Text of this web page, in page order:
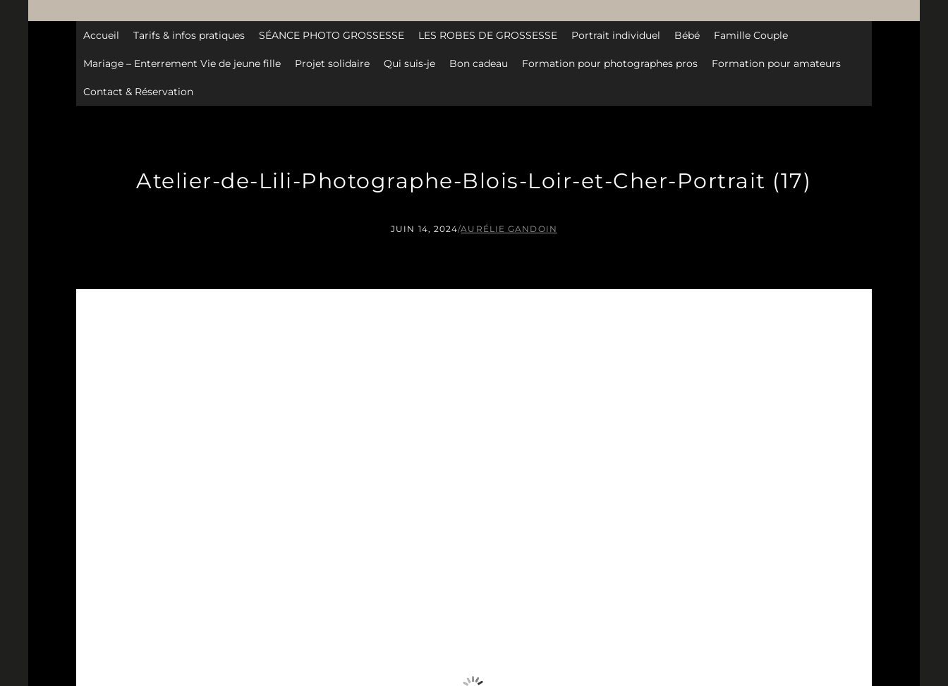
Accueil Tarifs & infos pratiques SÉANCE PHOTO GROSSESSE LES ROBES DE GROSSESSE Portrait individuel Bébé Famille Couple
Mariage – Enterrement Vie de jeune fille Projet solidaire Qui suis-je Bon cadeau Formation pour photographes pros Formation pour amateurs
Contact & Réservation
Atelier-de-Lili-Photographe-Blois-Loir-et-Cher-Portrait (17)
JUIN 14, 2024/AURÉLIE GANDOIN